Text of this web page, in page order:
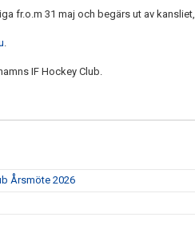
fr.o.m 31 maj och begärs ut av kansliet,
.
IF Hockey Club.
Årsmöte 2026